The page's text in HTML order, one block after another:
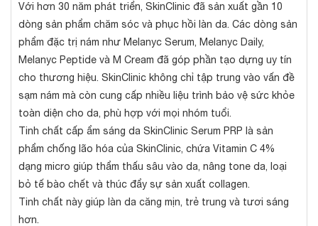
Với hơn 30 năm phát triển, SkinClinic đã sản xuất gần 10
dòng sản phẩm chăm sóc và phục hồi làn da. Các dòng sản
phẩm đặc trị nám như Melanyc Serum, Melanyc Daily,
Melanyc Peptide và M Cream đã góp phần tạo dựng uy tín
cho thương hiệu. SkinClinic không chỉ tập trung vào vấn đề
sạm nám mà còn cung cấp nhiều liệu trình bảo vệ sức khỏe
toàn diện cho da, phù hợp với mọi nhóm tuổi.
Tinh chất cấp ẩm sáng da SkinClinic Serum PRP là sản
phẩm chống lão hóa của SkinClinic, chứa Vitamin C 4%
dạng micro giúp thẩm thấu sâu vào da, nâng tone da, loại
bỏ tế bào chết và thúc đẩy sự sản xuất collagen.
Tinh chất này giúp làn da căng mịn, trẻ trung và tươi sáng
hơn.